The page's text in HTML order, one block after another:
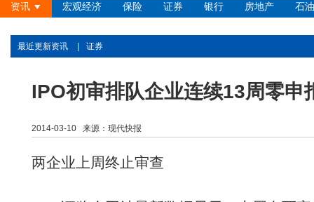
资讯 宏观经济 保险 证券 银行 房地产 石
最近更新资讯 证券
IPO初审排队企业连续13周零申
2014-03-10 来源：现代快报
两企业上周终止审查